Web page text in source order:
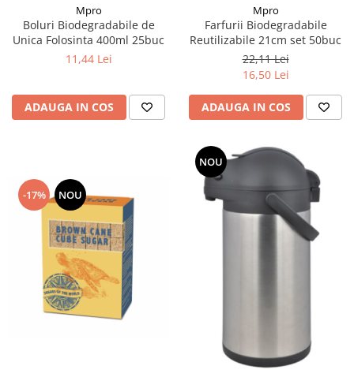
Mpro
Boluri Biodegradabile de
Unica Folosinta 400ml 25buc
11,44 Lei
ADAUGA IN COS
Mpro
Farfurii Biodegradabile
Reutilizabile 21cm set 50buc
22,11 Lei
16,50 Lei
ADAUGA IN COS
-17% NOU
NOU